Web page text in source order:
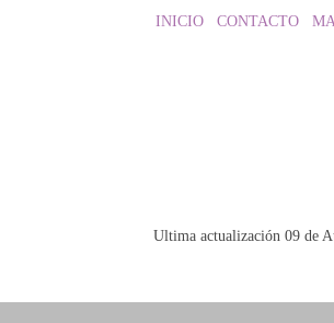
INICIO CONTACTO
Ultima actualización 09 de